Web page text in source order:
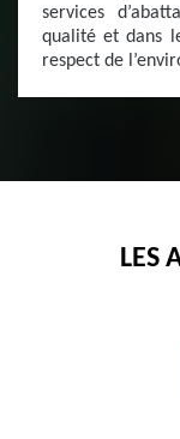
services
qualité et dans
respect de
LES